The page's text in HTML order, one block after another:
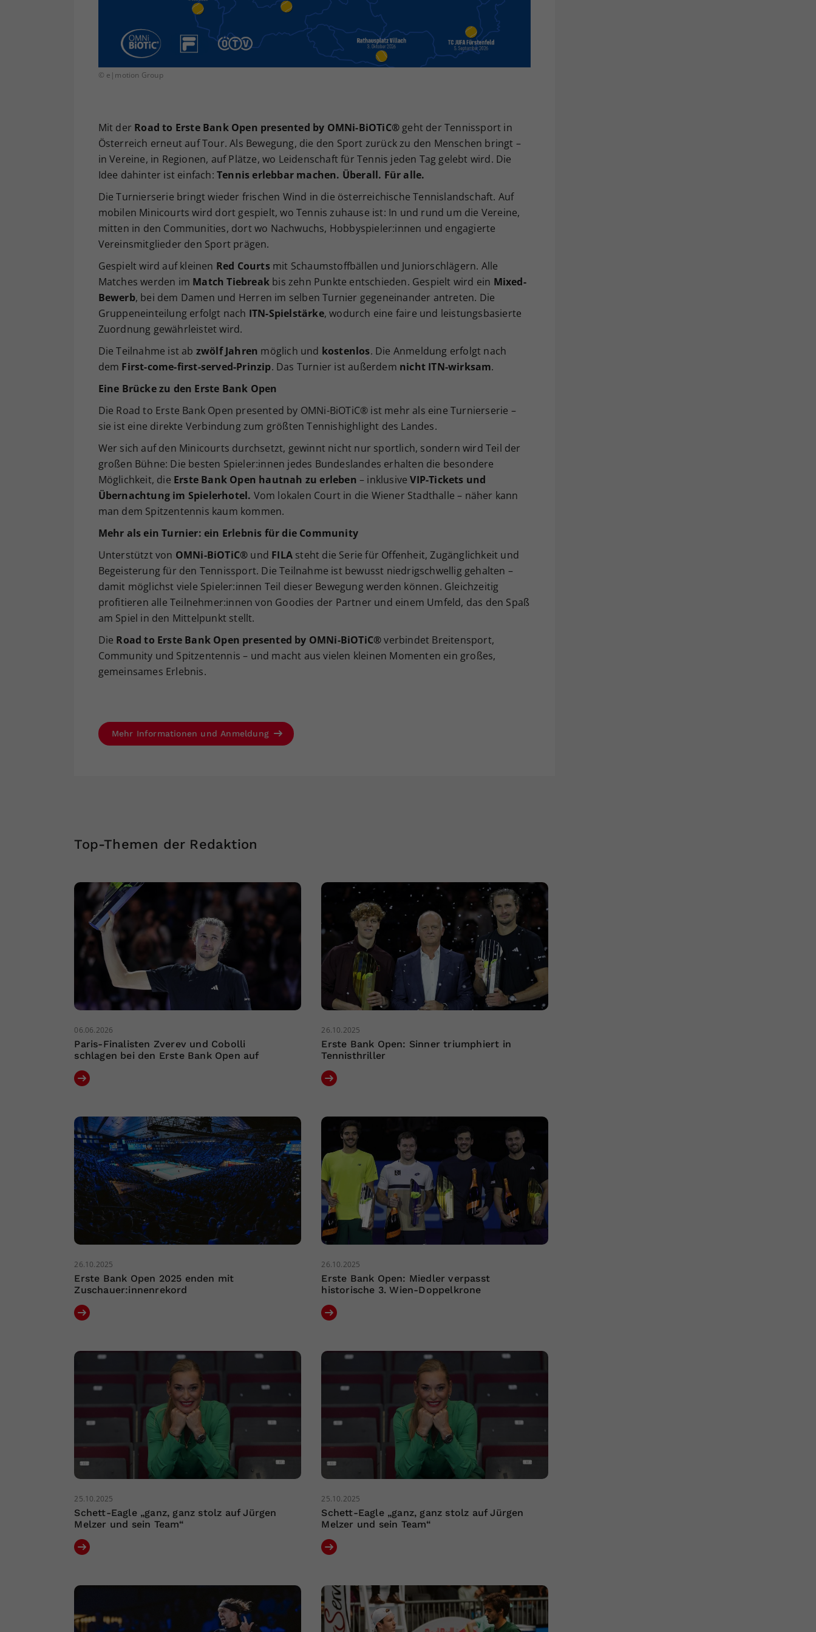
© e|motion Group
Mit der Road to Erste Bank Open presented by OMNi-BiOTiC® geht der Tennissport in
Österreich erneut auf Tour. Als Bewegung, die den Sport zurück zu den Menschen bringt –
in Vereine, in Regionen, auf Plätze, wo Leidenschaft für Tennis jeden Tag gelebt wird. Die
Idee dahinter ist einfach: Tennis erlebbar machen. Überall. Für alle.
Die Turnierserie bringt wieder frischen Wind in die österreichische Tennislandschaft. Auf
mobilen Minicourts wird dort gespielt, wo Tennis zuhause ist: In und rund um die Vereine,
mitten in den Communities, dort wo Nachwuchs, Hobbyspieler:innen und engagierte
Vereinsmitglieder den Sport prägen.
Gespielt wird auf kleinen Red Courtsmit Schaumstoffbällen und Juniorschlägern. Alle
Matches werden im Match Tiebreak bis zehn Punkte entschieden. Gespielt wird ein Mixed-
Bewerb, bei dem Damen und Herren im selben Turnier gegeneinander antreten. Die
Gruppeneinteilung erfolgt nach ITN-Spielstärke, wodurch eine faire und leistungsbasierte
Zuordnung gewährleistet wird.
Die Teilnahme ist ab zwölf Jahren möglich und kostenlos. Die Anmeldung erfolgt nach
dem First-come-first-served-Prinzip. Das Turnier ist außerdem nicht ITN-wirksam.
Eine Brücke zu den Erste Bank Open
Die Road to Erste Bank Open presented by OMNi-BiOTiC® ist mehr als eine Turnierserie –
sie ist eine direkte Verbindung zum größten Tennishighlight des Landes.
Wer sich auf den Minicourts durchsetzt, gewinnt nicht nur sportlich, sondern wird Teil der
großen Bühne: Die besten Spieler:innen jedes Bundeslandes erhalten die besondere
Möglichkeit, die Erste Bank Open hautnah zu erleben – inklusiveVIP-Tickets und
Übernachtung im Spielerhotel. Vom lokalen Court in die Wiener Stadthalle – näher kann
man dem Spitzentennis kaum kommen.
Mehr als ein Turnier: ein Erlebnis für die Community
Unterstützt von OMNi-BiOTiC® und FILA steht die Serie für Offenheit, Zugänglichkeit und
Begeisterung für den Tennissport. Die Teilnahme ist bewusst niedrigschwellig gehalten –
damit möglichst viele Spieler:innen Teil dieser Bewegung werden können. Gleichzeitig
profitieren alle Teilnehmer:innen von Goodies der Partner und einem Umfeld, das den Spaß
am Spiel in den Mittelpunkt stellt.
Die Road to Erste Bank Open presented by OMNi-BiOTiC®verbindet Breitensport,
Community und Spitzentennis – und macht aus vielen kleinen Momenten ein großes,
gemeinsames Erlebnis.
Mehr Informationen und Anmeldung
Top-Themen der Redaktion
06.06.2026
Paris-Finalisten Zverev und Cobolli
schlagen bei den Erste Bank Open auf
26.10.2025
Erste Bank Open: Sinner triumphiert in
Tennisthriller
26.10.2025
Erste Bank Open 2025 enden mit
Zuschauer:innenrekord
26.10.2025
Erste Bank Open: Miedler verpasst
historische 3. Wien-Doppelkrone
25.10.2025
Schett-Eagle „ganz, ganz stolz auf Jürgen
Melzer und sein Team“
25.10.2025
Schett-Eagle „ganz, ganz stolz auf Jürgen
Melzer und sein Team“
Ihrer vorgenommen Einstellungen, falls der
Webseiten-Betreiber dies eingestellt hat.